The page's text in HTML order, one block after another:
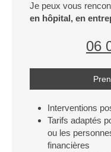
Je peux vous
en hôpital, en
06
Interventions
Tarifs adaptés
ou les
financières